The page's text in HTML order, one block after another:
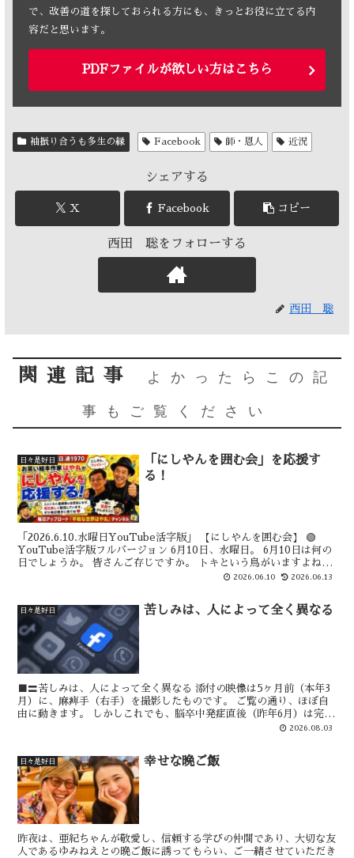
で、改善の道を探しておられる方にも、きっとお役に立てる内
容だと思います。
PDFファイルが欲しい方はこちら
袖振り合うも多生の縁 Facebook 師・恩人 近況
シェアする
X Facebook コピー
西田 聡をフォローする
西田 聡
関連記事
よかったらこの記
事もご覧ください
日々是好日
「にしやんを囲む会」を応援す
る！
「2026.6.10.水曜日YouTube活字版」 【にしやんを囲む会】 🟢
YouTube活字版フルバージョン 6月10日、水曜日。 6月10日は何の
日でしょうか。 皆さんご存じですか。 トキという鳥がいますよね。
2026.06.10 2026.06.13
日々是好日 苦しみは、人によって全く異なる
■〓苦しみは、人によって全く異なる 添付の映像は5ヶ月前（本年3
月）に、麻痺手（右手）を撮影したものです。 ご覧の通り、ほぼ自
由に動きます。 しかしこれでも、脳卒中発症直後（昨年6月）は完全
2026.08.03
日々是好日 幸せな晩ご飯
昨夜は、亜紀ちゃんが敬愛し、信頼する学びの仲間であり、大切な友
人であるゆみねえとの晩ご飯に誘ってもらい、ご一緒させていただき